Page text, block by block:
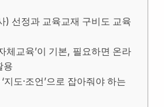
) 선정과 교육교재 구비도 교육
체교육’이 기본, 필요하면 온라
용
지도·조언’으로 잡아줘야 하는